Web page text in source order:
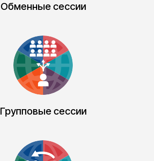
Обменные сессии
Групповые сессии